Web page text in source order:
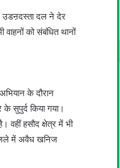
उडऩदस्ता दल ने देर
को संबंधित थानों
के दौरान
सुपुर्द किया गया।
वहीं हसौद क्षेत्र में भी
में अवैध खनिज